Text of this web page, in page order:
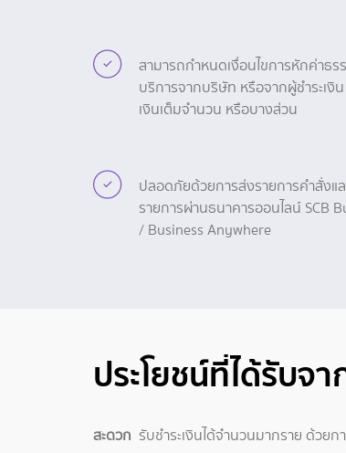
สามารถกำหนดเงื่อนไขการหักค่าธร
บริการจากบริษัท หรือจากผู้ชำระเงิน
เงินเต็มจำนวน หรือบางส่วน
ปลอดภัยด้วยการส่งรายการคำสั่งแ
รายการผ่านธนาคารออนไลน์ SCB
/ Business Anywhere
ประโยชน์ที่ได้รับจ
สะดวก รับชำระเงินได้จำนวนมากราย ด้วย